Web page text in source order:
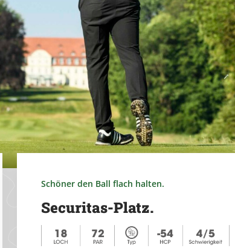
Schöner den Ball flach halten.
Securitas-Platz.